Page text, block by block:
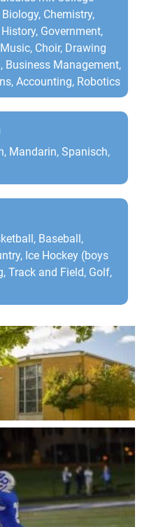
Chemistry,
Government,
Choir, Drawing
Business Management,
Accounting, Robotics
Mandarin, Spanisch,
Baseball,
Ice Hockey (boys
Track and Field, Golf,